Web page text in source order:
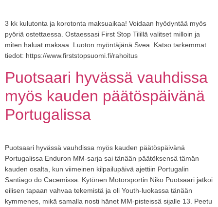
3 kk kulutonta ja korotonta maksuaikaa! Voidaan hyödyntää myös
pyöriä ostettaessa. Ostaessasi First Stop Tilillä valitset milloin ja
miten haluat maksaa. Luoton myöntäjänä Svea. Katso tarkemmat
tiedot: https://www.firststopsuomi.fi/rahoitus
Puotsaari hyvässä vauhdissa
myös kauden päätöspäivänä
Portugalissa
Puotsaari hyvässä vauhdissa myös kauden päätöspäivänä
Portugalissa Enduron MM-sarja sai tänään päätöksensä tämän
kauden osalta, kun viimeinen kilpailupäivä ajettiin Portugalin
Santiago do Cacemissa. Kytönen Motorsportin Niko Puotsaari jatkoi
eilisen tapaan vahvaa tekemistä ja oli Youth-luokassa tänään
kymmenes, mikä samalla nosti hänet MM-pisteissä sijalle 13. Peetu